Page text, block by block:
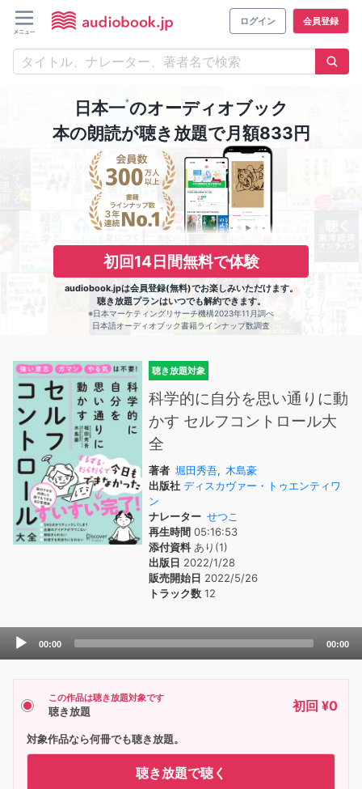
ログイン 会員登録
日本一※のオーディオブック
本の朗読が聴き放題で月額833円
初回14日間無料で体験
audiobook.jpは会員登録(無料)でお楽しみいただけます。
聴き放題プランはいつでも解約できます。
※日本マーケティングリサーチ機構2023年11月調べ
日本語オーディオブック書籍ラインナップ数調査
聴き放題対象
科学的に自分を思い通りに動
かす セルフコントロール大
全
著者 堀田秀吾, 木島豪
出版社 ディスカヴァー・トゥエンティワ
ン
ナレーター せつこ
再生時間 05:16:53
添付資料あり(1)
出版日 2022/1/28
販売開始日 2022/5/26
トラック数 12
Audio
00:00 00:00
この作品は聴き放題対象です
聴き放題 初回 ¥0
対象作品なら何冊でも聴き放題。
聴き放題で聴く